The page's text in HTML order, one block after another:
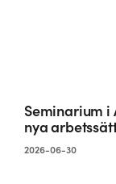
Seminarium i
nya
2026-06-30